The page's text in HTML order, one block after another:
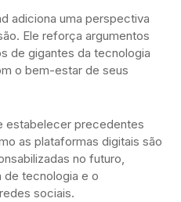
adiciona uma perspectiva
Ele reforça argumentos
de gigantes da tecnologia
o bem-estar de seus
estabelecer precedentes
as plataformas digitais são
no futuro,
de tecnologia e o
sociais.